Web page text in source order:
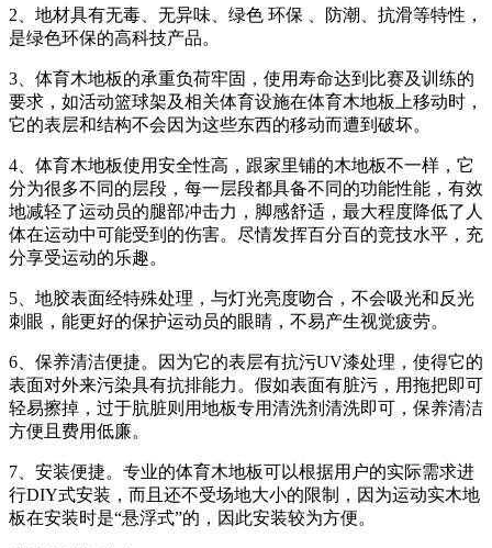
2、地材具有无毒、无异味、绿色 环保 、防潮、抗滑等特性，
是绿色环保的高科技产品。
3、体育木地板的承重负荷牢固，使用寿命达到比赛及训练的
要求，如活动篮球架及相关体育设施在体育木地板上移动时，
它的表层和结构不会因为这些东西的移动而遭到破坏。
4、体育木地板使用安全性高，跟家里铺的木地板不一样，它
分为很多不同的层段，每一层段都具备不同的功能性能，有效
地减轻了运动员的腿部冲击力，脚感舒适，最大程度降低了人
体在运动中可能受到的伤害。尽情发挥百分百的竞技水平，充
分享受运动的乐趣。
5、地胶表面经特殊处理，与灯光亮度吻合，不会吸光和反光
刺眼，能更好的保护运动员的眼睛，不易产生视觉疲劳。
6、保养清洁便捷。因为它的表层有抗污UV漆处理，使得它的
表面对外来污染具有抗排能力。假如表面有脏污，用拖把即可
轻易擦掉，过于肮脏则用地板专用清洗剂清洗即可，保养清洁
方便且费用低廉。
7、安装便捷。专业的体育木地板可以根据用户的实际需求进
行DIY式安装，而且还不受场地大小的限制，因为运动实木地
板在安装时是“悬浮式”的，因此安装较为方便。